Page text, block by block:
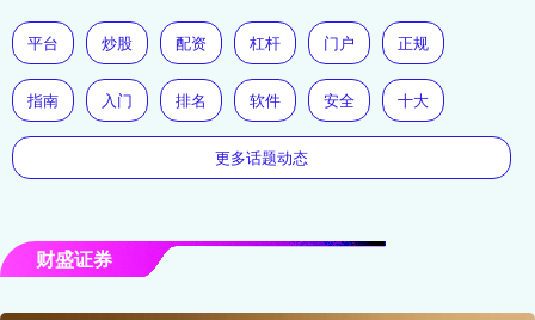
平台 炒股 配资 杠杆 门户 正规
指南 入门 排名 软件 安全 十大
更多话题动态
财盛证券